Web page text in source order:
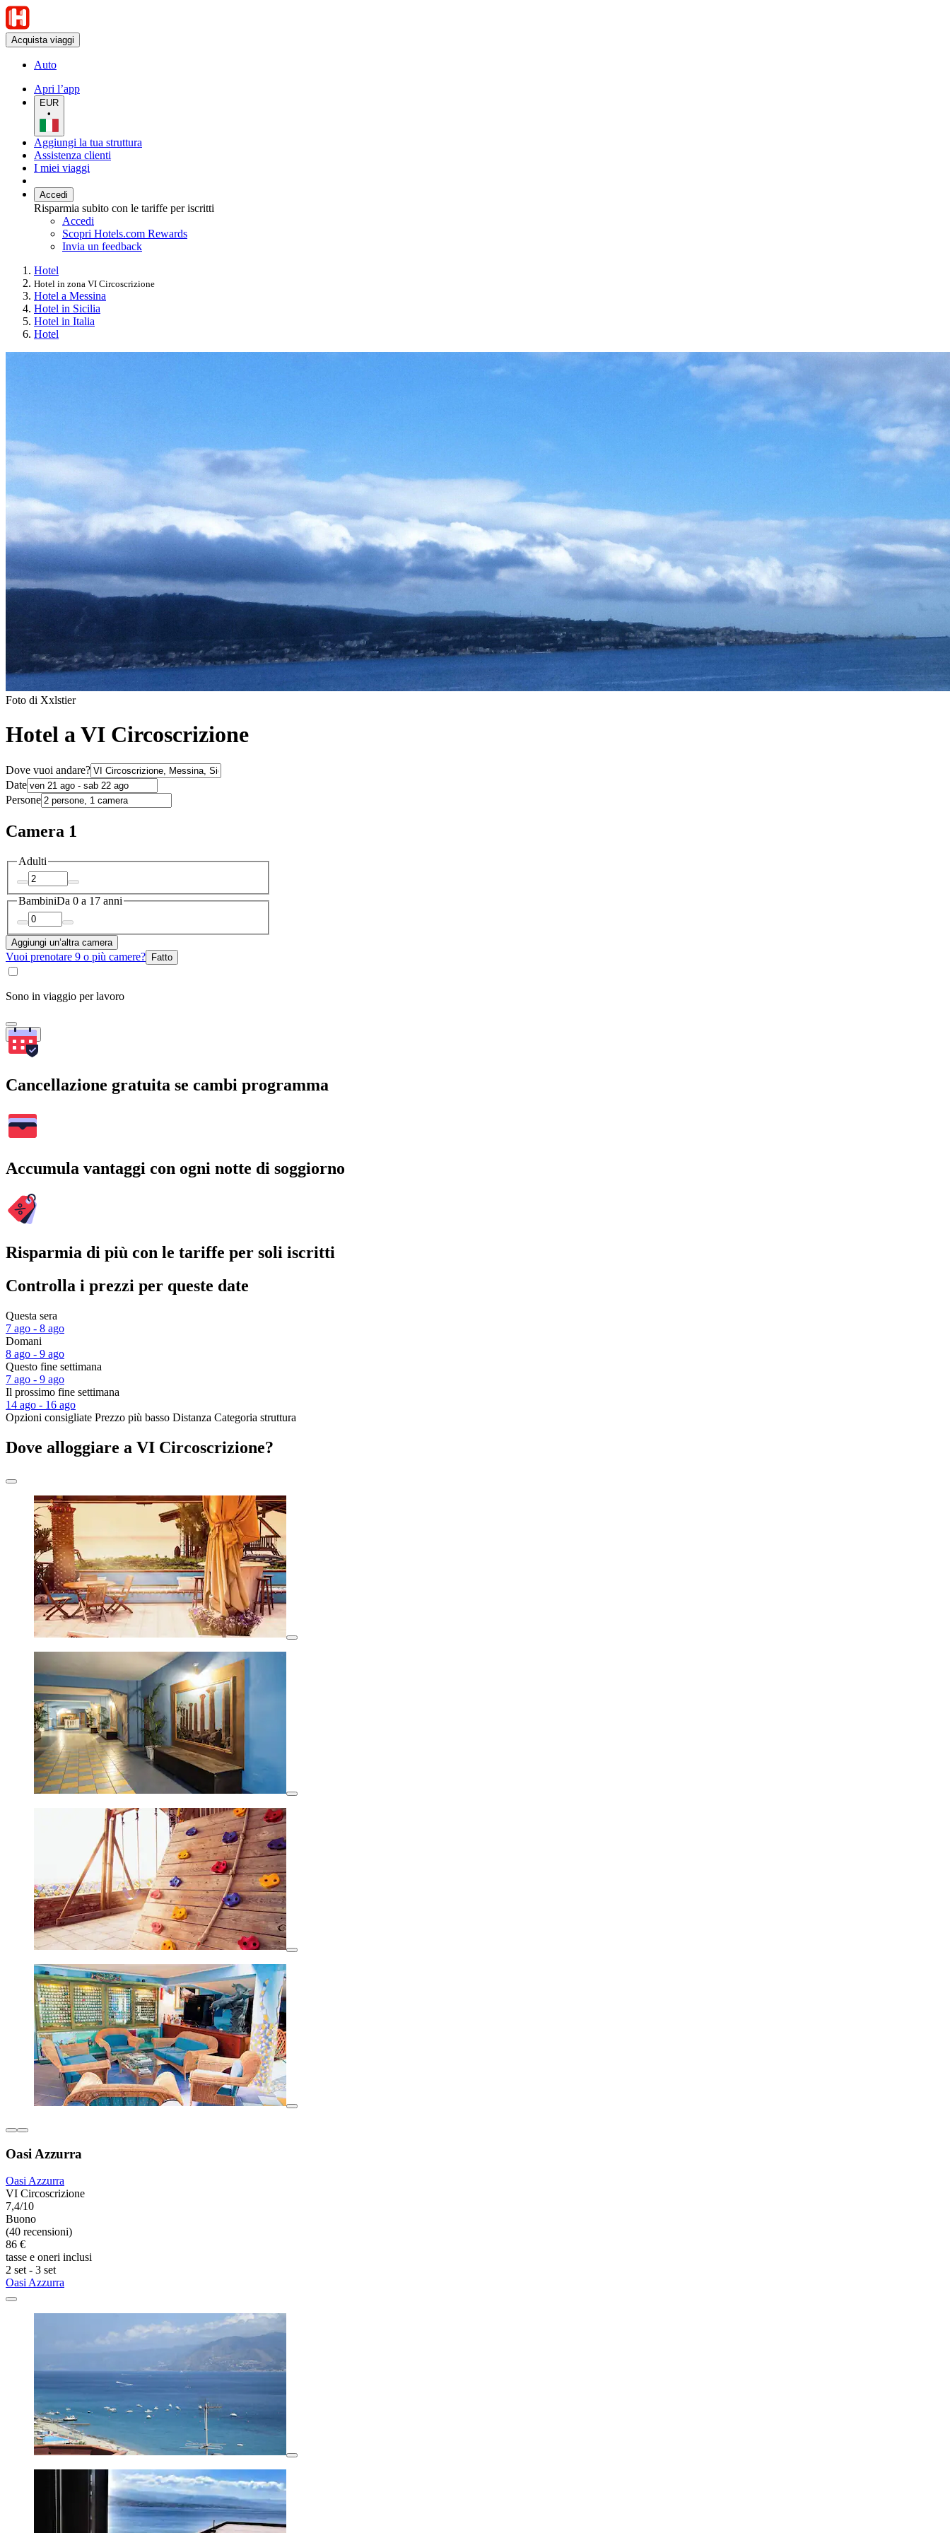
Acquista viaggi
Auto
Apri l’app
EUR
•
Aggiungi la tua struttura
Assistenza clienti
I miei viaggi
Accedi
Risparmia subito con le tariffe per iscritti
Accedi
Scopri Hotels.com Rewards
Invia un feedback
Hotel
Hotel in zona VI Circoscrizione
Hotel a Messina
Hotel in Sicilia
Hotel in Italia
Hotel
Foto di Xxlstier
Hotel a VI Circoscrizione
Dove vuoi andare?
Date
Persone
Camera 1
Adulti
BambiniDa 0 a 17 anni
Aggiungi un’altra camera
Vuoi prenotare 9 o più camere? Fatto
Sono in viaggio per lavoro
Cerca
Cancellazione gratuita se cambi programma
Accumula vantaggi con ogni notte di soggiorno
Risparmia di più con le tariffe per soli iscritti
Controlla i prezzi per queste date
Questa sera
7 ago - 8 ago
Domani
8 ago - 9 ago
Questo fine settimana
7 ago - 9 ago
Il prossimo fine settimana
14 ago - 16 ago
Opzioni consigliate Prezzo più basso Distanza Categoria struttura
Dove alloggiare a VI Circoscrizione?
Oasi Azzurra
Oasi Azzurra
VI Circoscrizione
7,4/10
Buono
(40 recensioni)
86 €
tasse e oneri inclusi
2 set - 3 set
Oasi Azzurra